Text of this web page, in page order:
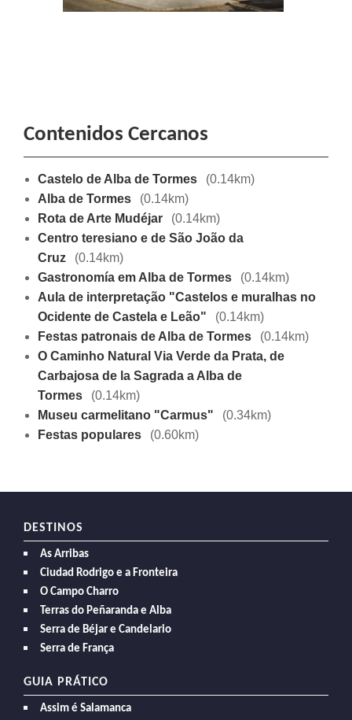
Contenidos Cercanos
Castelo de Alba de Tormes
(0.14km)
Alba de Tormes
(0.14km)
Rota de Arte Mudéjar
(0.14km)
Centro teresiano e de São João da
Cruz
(0.14km)
Gastronomía em Alba de Tormes
(0.14km)
Aula de interpretação "Castelos e muralhas no
Ocidente de Castela e Leão"
(0.14km)
Festas patronais de Alba de Tormes
(0.14km)
O Caminho Natural Via Verde da Prata, de
Carbajosa de la Sagrada a Alba de
Tormes
(0.14km)
Museu carmelitano "Carmus"
(0.34km)
Festas populares
(0.60km)
DESTINOS
As Arribas
Ciudad Rodrigo e a Fronteira
O Campo Charro
Terras do Peñaranda e Alba
Serra de Béjar e Candelario
Serra de França
GUIA PRÁTICO
Assim é Salamanca